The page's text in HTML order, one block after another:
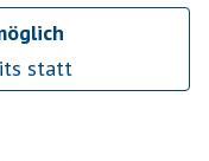
statt